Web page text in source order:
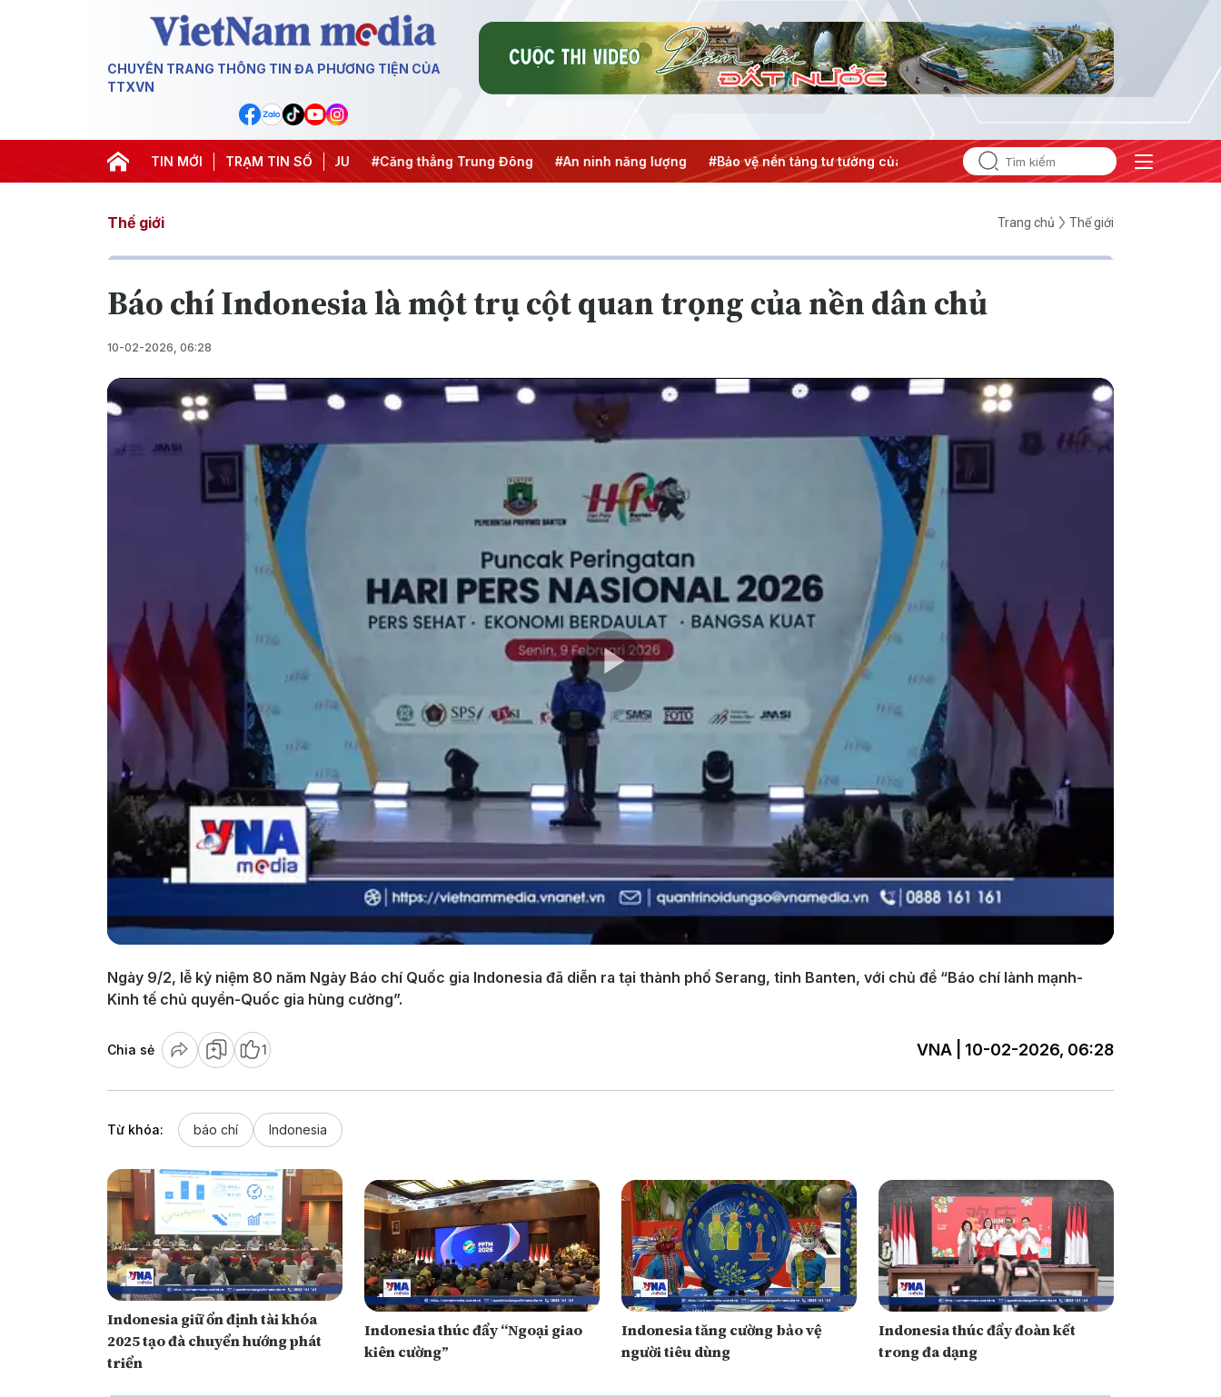
CHUYÊN TRANG THÔNG TIN ĐA PHƯƠNG TIỆN CỦA
TTXVN
TIN MỚI TRẠM TIN SỐ
dịch 500 ngày đêm #Chống khai thác IUU #Căng thẳng Trung Đông #An ninh năng lượng #Bảo vệ nền tảng tư tưởng của Đảng #Hội nghị Trung ương 3
Thế giới Trang chủ Thế giới
Báo chí Indonesia là một trụ cột quan trọng của nền dân chủ
10-02-2026, 06:28
Play
Video
Ngày 9/2, lễ kỷ niệm 80 năm Ngày Báo chí Quốc gia Indonesia đã diễn ra tại thành phố Serang, tỉnh Banten, với chủ đề “Báo chí lành mạnh-
Kinh tế chủ quyền-Quốc gia hùng cường”.
Chia sẻ 1 VNA | 10-02-2026, 06:28
Từ khóa: báo chí Indonesia
Indonesia giữ ổn định tài khóa
2025 tạo đà chuyển hướng phát
triển
Indonesia thúc đẩy “Ngoại giao
kiên cường”
Indonesia tăng cường bảo vệ
người tiêu dùng
Indonesia thúc đẩy đoàn kết
trong đa dạng